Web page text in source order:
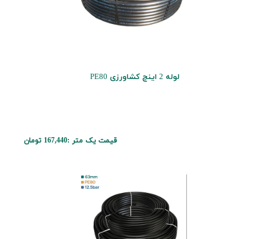
لوله 2 اینچ کشاورزی PE80
قیمت یک متر :167,440 تومان